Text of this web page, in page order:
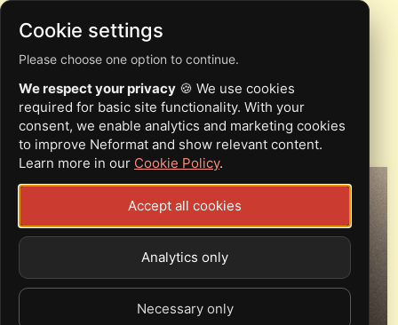
THE RISING WATERS
ВИПУСКАЄ НОВИЙ ТРЕК
Cookie settings
Please choose one option to continue.
We respect your privacy 🍪 We use cookies
required for basic site functionality. With your
consent, we enable analytics and marketing cookies
to improve Neformat and show relevant content.
Learn more in our Cookie Policy.
Accept all cookies
Analytics only
Necessary only